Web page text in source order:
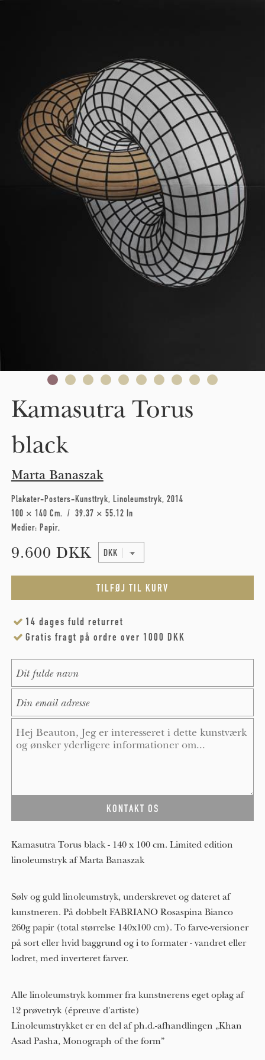
Kamasutra Torus
black
Marta Banaszak
Plakater-Posters-Kunsttryk Linoleumstryk 2014
100 × 140 Cm
39.37 × 55.12 In
Medier: Papir
9.600 DKK
14 dages fuld returret
Gratis fragt på ordre over 1000 DKK
Kamasutra Torus black - 140 x 100 cm. Limited edition
linoleumstryk af Marta Banaszak
Sølv og guld linoleumstryk, underskrevet og dateret af
kunstneren. På dobbelt FABRIANO Rosaspina Bianco
260g papir (total størrelse 140x100 cm). To farve-versioner
på sort eller hvid baggrund og i to formater - vandret eller
lodret, med inverteret farver.
Alle linoleumstryk kommer fra kunstnerens eget oplag af
12 prøvetryk (épreuve d'artiste)
Linoleumstrykket er en del af ph.d.-afhandlingen „Khan
Asad Pasha, Monograph of the form”